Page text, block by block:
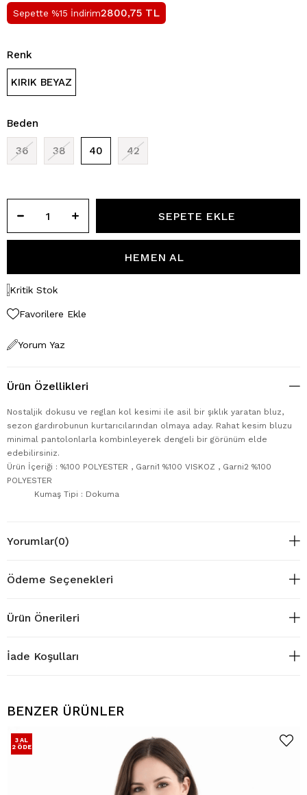
Sepette %15 İndirim2800,75 TL
Renk
KIRIK BEYAZ
Beden
36 38 40 42
Kritik Stok
Favorilere Ekle
Yorum Yaz
Ürün Özellikleri
Nostaljik dokusu ve reglan kol kesimi ile asil bir şıklık yaratan bluz,
sezon gardırobunun kurtarıcılarından olmaya aday. Rahat kesim bluzu
minimal pantolonlarla kombinleyerek dengeli bir görünüm elde
edebilirsiniz.
Ürün İçeriği : %100 POLYESTER , Garni1 %100 VISKOZ , Garni2 %100
POLYESTER
Kumaş Tipi : Dokuma
Yorumlar(0)
Ödeme Seçenekleri
Ürün Önerileri
İade Koşulları
BENZER ÜRÜNLER
3 AL
2 ÖDE